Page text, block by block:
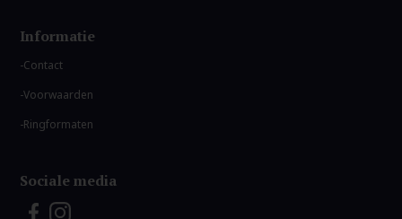
Informatie
Contact
Voorwaarden
Ringformaten
Sociale media